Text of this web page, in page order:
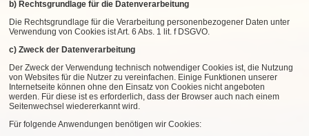
b) Rechtsgrundlage für die Datenverarbeitung
Die Rechtsgrundlage für die Verarbeitung personenbezogener Daten unter
Verwendung von Cookies ist Art. 6 Abs. 1 lit. f DSGVO.
c) Zweck der Datenverarbeitung
Der Zweck der Verwendung technisch notwendiger Cookies ist, die Nutzung
von Websites für die Nutzer zu vereinfachen. Einige Funktionen unserer
Internetseite können ohne den Einsatz von Cookies nicht angeboten
werden. Für diese ist es erforderlich, dass der Browser auch nach einem
Seitenwechsel wiedererkannt wird.
Für folgende Anwendungen benötigen wir Cookies: